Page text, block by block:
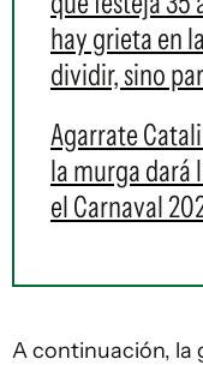
hay grieta en
dividir, sino
Agarrate
la murga dará
el Carnaval
A continuación, la